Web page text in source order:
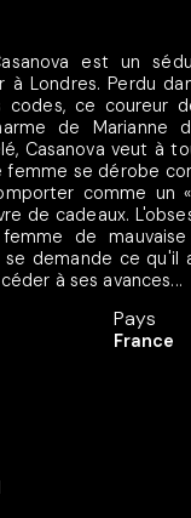
est un
à Londres. Perdu
ce coureur
de Marianne
Casanova veut à
femme se dérobe
comme un
de cadeaux.
de
demande ce qu'il
à ses avances...
Pays
France